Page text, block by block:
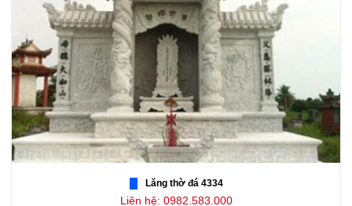
Lăng thờ đá 4334
Liên hệ: 0982.583.000